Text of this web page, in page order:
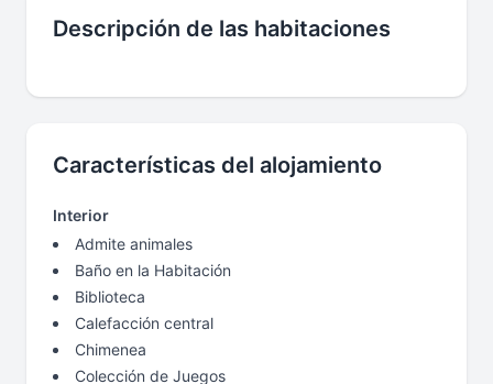
Descripción de las habitaciones
Características del alojamiento
Interior
Admite animales
Baño en la Habitación
Biblioteca
Calefacción central
Chimenea
Colección de Juegos